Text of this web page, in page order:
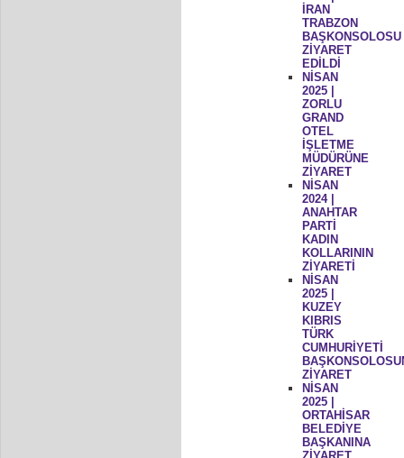
İRAN
TRABZON
BAŞKONSOLOSU
ZİYARET
EDİLDİ
NİSAN
2025 |
ZORLU
GRAND
OTEL
İŞLETME
MÜDÜRÜNE
ZİYARET
NİSAN
2024 |
ANAHTAR
PARTİ
KADIN
KOLLARININ
ZİYARETİ
NİSAN
2025 |
KUZEY
KIBRIS
TÜRK
CUMHURİYETİ
ZİYARET
NİSAN
2025 |
ORTAHİSAR
BELEDİYE
BAŞKANINA